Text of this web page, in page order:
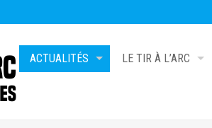
ACTUALITÉS LE TIR À L’ARC